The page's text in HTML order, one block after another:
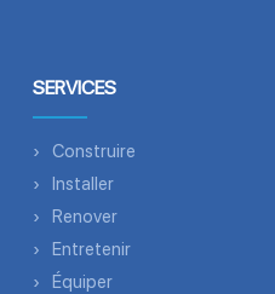
SERVICES
Construire
Installer
Renover
Entretenir
Équiper